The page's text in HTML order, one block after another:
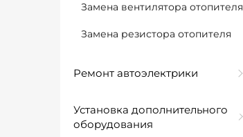
Замена вентилятора отопителя
Замена резистора отопителя
Ремонт автоэлектрики
Установка дополнительного
оборудования